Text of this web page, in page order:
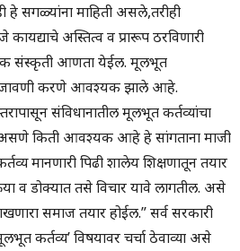
हे सगळ्यांना माहिती असले,तरीही
अस्तित्व व प्रारूप ठरविणारी
संस्कृती आणता येईल. मूलभूत
करणे आवश्यक झाले आहे.
संविधानातील मूलभूत कर्तव्यांचा
असणे किती आवश्यक आहे हे सांगताना माजी
मानणारी पिढी शालेय शिक्षणातून तयार
व डोक्यात तसे विचार यावे लागतील. असे
समाज तयार होईल.” सर्व सरकारी
कर्तव्य’ विषयावर चर्चा ठेवाव्या असे